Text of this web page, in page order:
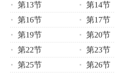
第13节
第14节
第16节
第17节
第19节
第20节
第22节
第23节
第25节
第26节